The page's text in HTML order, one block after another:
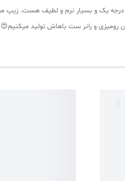
مخمل پورشه لمینت دار درجه یک و بسیار
رومیزی و رانر ست باهاش تولید میکنیم😍